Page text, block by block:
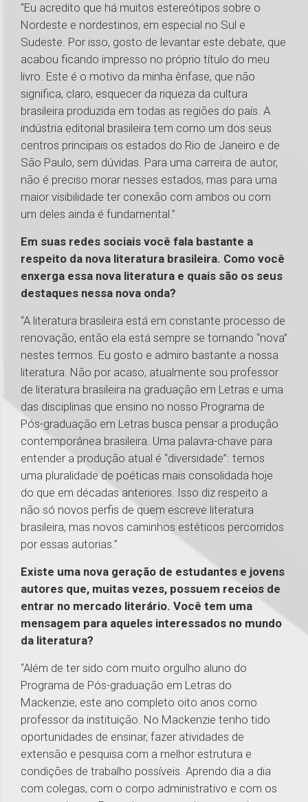
“Eu acredito que há muitos estereótipos sobre o
Nordeste e nordestinos, em especial no Sul e
Sudeste. Por isso, gosto de levantar este debate, que
acabou ficando impresso no próprio título do meu
livro. Este é o motivo da minha ênfase, que não
significa, claro, esquecer da riqueza da cultura
brasileira produzida em todas as regiões do país. A
indústria editorial brasileira tem como um dos seus
centros principais os estados do Rio de Janeiro e de
São Paulo, sem dúvidas. Para uma carreira de autor,
não é preciso morar nesses estados, mas para uma
maior visibilidade ter conexão com ambos ou com
um deles ainda é fundamental.”
Em suas redes sociais você fala bastante a
respeito da nova literatura brasileira. Como você
enxerga essa nova literatura e quais são os seus
destaques nessa nova onda?
“A literatura brasileira está em constante processo de
renovação, então ela está sempre se tornando “nova”
nestes termos. Eu gosto e admiro bastante a nossa
literatura. Não por acaso, atualmente sou professor
de literatura brasileira na graduação em Letras e uma
das disciplinas que ensino no nosso Programa de
Pós-graduação em Letras busca pensar a produção
contemporânea brasileira. Uma palavra-chave para
entender a produção atual é “diversidade”: temos
uma pluralidade de poéticas mais consolidada hoje
do que em décadas anteriores. Isso diz respeito a
não só novos perfis de quem escreve literatura
brasileira, mas novos caminhos estéticos percorridos
por essas autorias.”
Existe uma nova geração de estudantes e jovens
autores que, muitas vezes, possuem receios de
entrar no mercado literário. Você tem uma
mensagem para aqueles interessados no mundo
da literatura?
“Além de ter sido com muito orgulho aluno do
Programa de Pós-graduação em Letras do
Mackenzie, este ano completo oito anos como
professor da instituição. No Mackenzie tenho tido
oportunidades de ensinar, fazer atividades de
extensão e pesquisa com a melhor estrutura e
condições de trabalho possíveis. Aprendo dia a dia
com colegas, com o corpo administrativo e com os